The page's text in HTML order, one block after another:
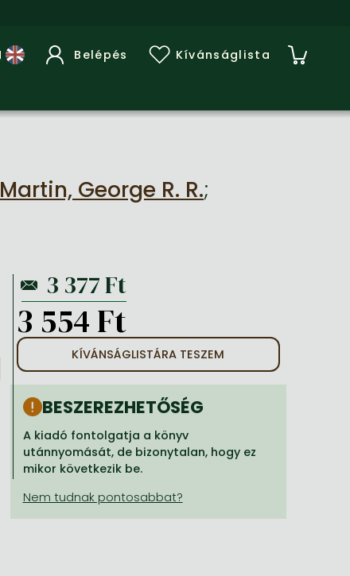
Belépés Kívánságlista
Martin, George R. R.;
3 554 Ft
KÍVÁNSÁGLISTÁRA TESZEM
BESZEREZHETŐSÉG
A kiadó fontolgatja a könyv
utánnyomását, de bizonytalan, hogy ez
mikor következik be.